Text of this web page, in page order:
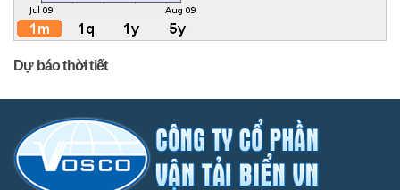
Dự báo thời tiết